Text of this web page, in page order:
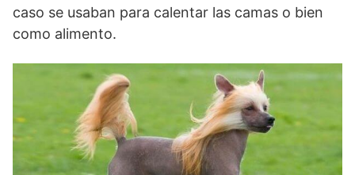
caso se usaban para calentar las camas o bien
como alimento.